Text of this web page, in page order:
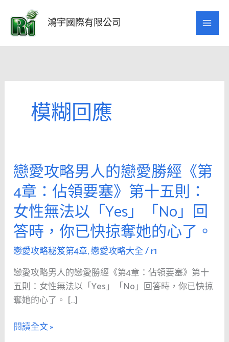
要
鴻宇國際有限公司
模糊回應
戀愛攻略男人的戀愛勝經《第
4章：佔領要塞》第十五則：
女性無法以「Yes」「No」回
答時，你已快掠奪她的心了。
戀愛攻略秘笈第4章,戀愛攻略大全/r1
戀愛攻略男人的戀愛勝經《第4章：佔領要塞》第十
五則：女性無法以「Yes」「No」回答時，你已快掠
奪她的心了。 […]
戀
愛
攻
略
男
人
的
戀
愛
勝
經
《第
4
閱讀全文 »